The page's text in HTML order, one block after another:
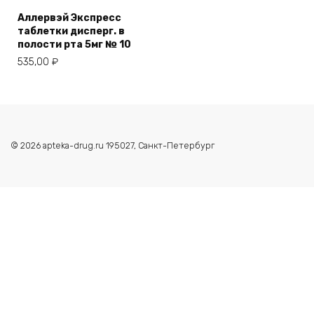
Аллервэй Экспресс
таблетки дисперг. в
полости рта 5мг № 10
535,00 ₽
© 2026 apteka-drug.ru 195027, Санкт-Петербург